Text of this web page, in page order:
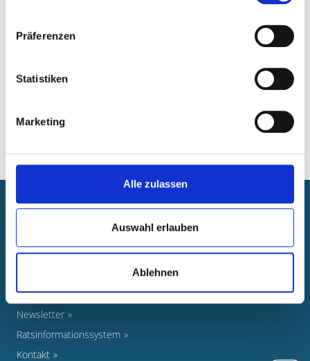
Präferenzen
Statistiken
Marketing
Alle zulassen
Auswahl erlauben
Ablehnen
Ortsrecht von A bis Z
Newsroom
Pressearbeit
Stellenausschreibungen
Newsletter
Ratsinformationssystem
Kontakt